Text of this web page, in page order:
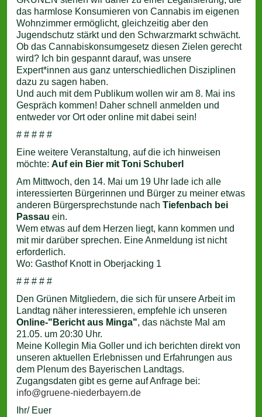
das harmlose Konsumieren von Cannabis im eigenen
Wohnzimmer ermöglicht, gleichzeitig aber den
Jugendschutz stärkt und den Schwarzmarkt schwächt.
Ob das Cannabiskonsumgesetz diesen Zielen gerecht
wird? Ich bin gespannt darauf, was unsere
Expert*innen aus ganz unterschiedlichen Disziplinen
dazu zu sagen haben.
Und auch mit dem Publikum wollen wir am 8. Mai ins
Gespräch kommen! Daher schnell anmelden und
entweder vor Ort oder online mit dabei sein!
# # # # #
Eine weitere Veranstaltung, auf die ich hinweisen
möchte: Auf ein Bier mit Toni Schuberl
Am Mittwoch, den 14. Mai um 19 Uhr lade ich alle
interessierten Bürgerinnen und Bürger zu meiner etwas
anderen Bürgersprechstunde nach Tiefenbach bei
Passau ein.
Wem etwas auf dem Herzen liegt, kann kommen und
mit mir darüber sprechen. Eine Anmeldung ist nicht
erforderlich.
Wo: Gasthof Knott in Oberjacking 1
# # # # #
Den Grünen Mitgliedern, die sich für unsere Arbeit im
Landtag näher interessieren, empfehle ich unseren
Online-"Bericht aus Minga", das nächste Mal am
21.05. um 20:30 Uhr.
Meine Kollegin Mia Goller und ich berichten direkt von
unseren aktuellen Erlebnissen und Erfahrungen aus
dem Plenum des Bayerischen Landtags.
Zugangsdaten gibt es gerne auf Anfrage bei:
info@gruene-niederbayern.de
Ihr/ Euer